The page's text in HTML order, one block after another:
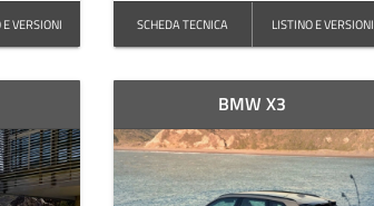
VERSIONI SCHEDA TECNICA LISTINO E VERSIONI
BMW X3